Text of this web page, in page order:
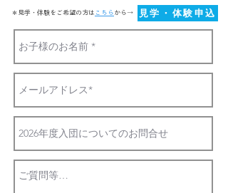
＊見学・体験をご希望の方は こちら から→ 見学・体験申込